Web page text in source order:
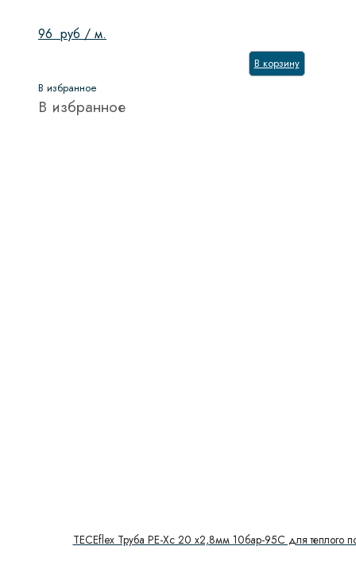
96 руб / м.
В корзину
В избранное
В избранное
TECEflex Труба PE-Xc 20 х2,8мм 10бар-95С для теплого